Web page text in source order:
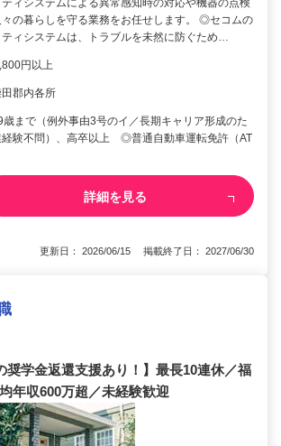
ィシステムによる異常感知時の対応や機器の点検
の暮らしを守る業務をお任せします。 ◎セコムの
ィシステムは、トラブルを未然に防ぐため…
円以上
郡内各所
歳まで（例外事由3号のイ／長期キャリア形成のた
経験不問）、高卒以上 ◎普通自動車運転免許（AT
詳細を見る
更新日： 2026/06/15 掲載終了日： 2027/06/30
奨学金返還支援あり！】最長10連休／福
年収600万超／未経験歓迎